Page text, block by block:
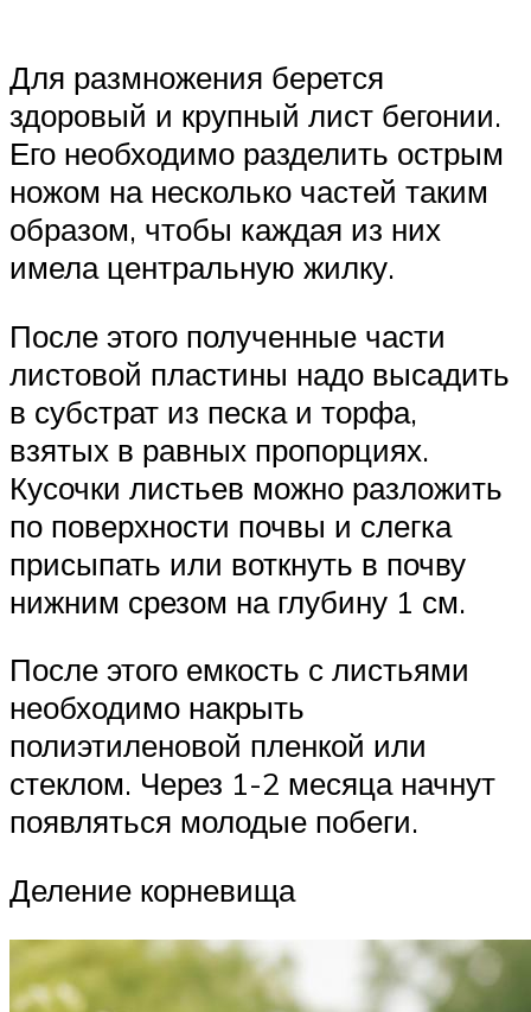
Для размножения берется
здоровый и крупный лист бегонии.
Его необходимо разделить острым
ножом на несколько частей таким
образом, чтобы каждая из них
имела центральную жилку.
После этого полученные части
листовой пластины надо высадить
в субстрат из песка и торфа,
взятых в равных пропорциях.
Кусочки листьев можно разложить
по поверхности почвы и слегка
присыпать или воткнуть в почву
нижним срезом на глубину 1 см.
После этого емкость с листьями
необходимо накрыть
полиэтиленовой пленкой или
стеклом. Через 1-2 месяца начнут
появляться молодые побеги.
Деление корневища